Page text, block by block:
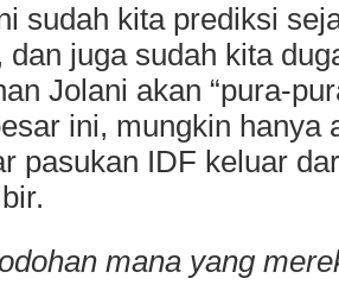
sudah kita prediksi
dan juga sudah kita
Jolani akan “pura-
ini, mungkin hanya
pasukan IDF keluar
mana yang